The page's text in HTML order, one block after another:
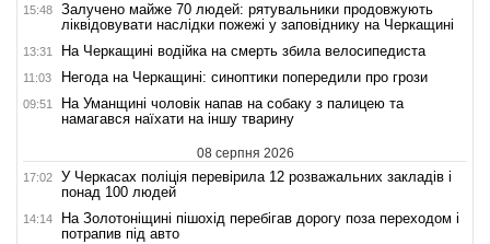
15:48
Залучено майже 70 людей: рятувальники продовжують
ліквідовувати наслідки пожежі у заповіднику на Черкащині
13:31 На Черкащині водійка на смерть збила велосипедиста
11:03 Негода на Черкащині: синоптики попередили про грози
09:51
На Уманщині чоловік напав на собаку з палицею та
намагався наїхати на іншу тварину
08 серпня 2026
17:02
У Черкасах поліція перевірила 12 розважальних закладів і
понад 100 людей
14:14
На Золотоніщині пішохід перебігав дорогу поза переходом і
потрапив під авто